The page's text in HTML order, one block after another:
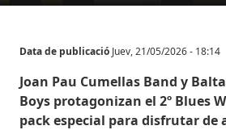
Data de publicació Juev, 21/05/2026 - 18:14
Cuerpo
Joan Pau Cumellas Band y
Boys protagonizan el 2º Blues
pack especial para disfrutar de